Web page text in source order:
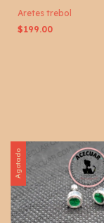
Aretes trebol
$199.00
Agotado